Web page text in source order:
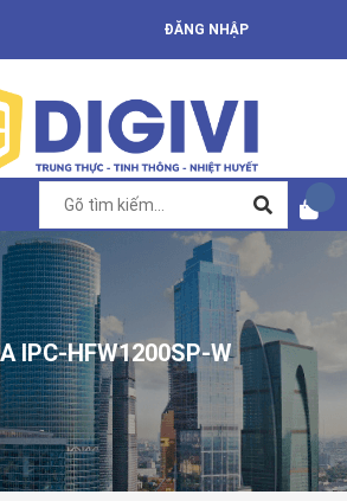
ĐĂNG NHẬP
IPC-HFW1200SP-W